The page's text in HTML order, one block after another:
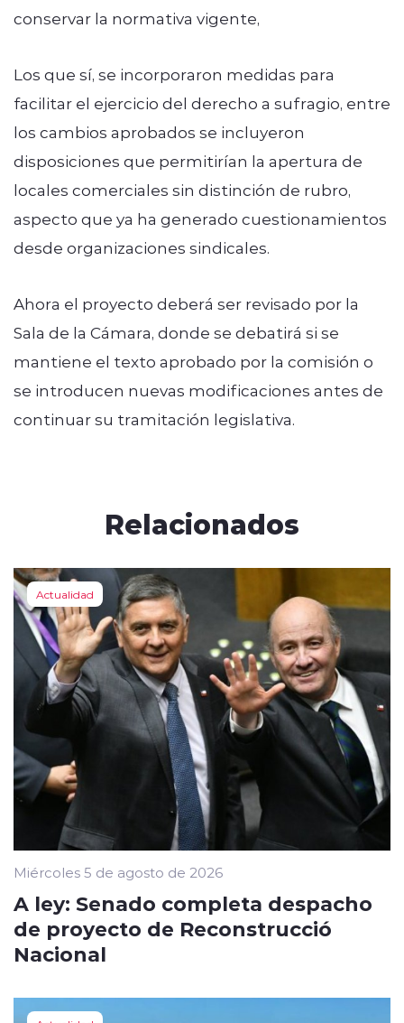
conservar la normativa vigente,
Los que sí, se incorporaron medidas para
facilitar el ejercicio del derecho a sufragio, entre
los cambios aprobados se incluyeron
disposiciones que permitirían la apertura de
locales comerciales sin distinción de rubro,
aspecto que ya ha generado cuestionamientos
desde organizaciones sindicales.
Ahora el proyecto deberá ser revisado por la
Sala de la Cámara, donde se debatirá si se
mantiene el texto aprobado por la comisión o
se introducen nuevas modificaciones antes de
continuar su tramitación legislativa.
Relacionados
Actualidad
Miércoles 5 de agosto de 2026
A ley: Senado completa despacho
de proyecto de Reconstrucció
Nacional